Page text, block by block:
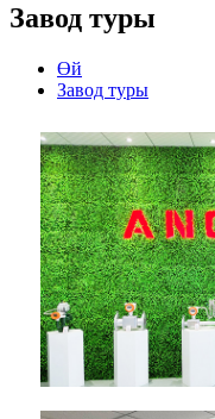
Завод туры
Өй
Завод туры